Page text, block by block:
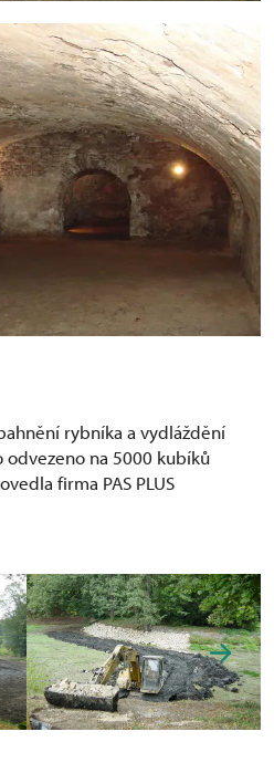
rybníka a vydláždění
na 5000 kubíků
firma PAS PLUS